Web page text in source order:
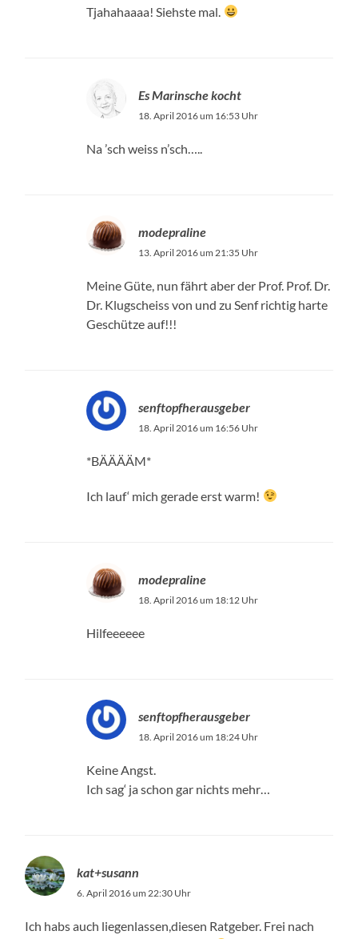
Tjahahaaaa! Siehste mal.
Es Marinsche kocht
18. April 2016 um 16:53 Uhr
Na ’sch weiss n’sch…..
modepraline
13. April 2016 um 21:35 Uhr
Meine Güte, nun fährt aber der Prof. Prof. Dr.
Dr. Klugscheiss von und zu Senf richtig harte
Geschütze auf!!!
senftopfherausgeber
18. April 2016 um 16:56 Uhr
*BÄÄÄÄM*
Ich lauf‘ mich gerade erst warm!
modepraline
18. April 2016 um 18:12 Uhr
Hilfeeeeee
senftopfherausgeber
18. April 2016 um 18:24 Uhr
Keine Angst.
Ich sag‘ ja schon gar nichts mehr…
kat+susann
6. April 2016 um 22:30 Uhr
Ich habs auch liegenlassen,diesen Ratgeber. Frei nach